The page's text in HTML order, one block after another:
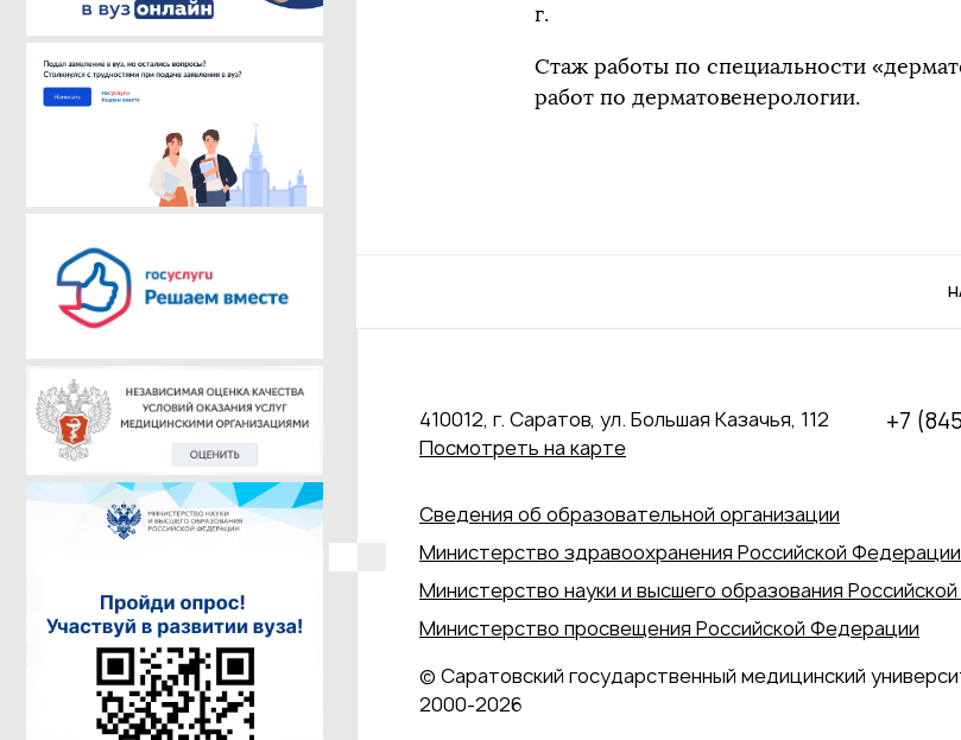
г.
Стаж работы по специальности
работ по дерматовенерологии.
410012, г. Саратов, ул. Большая Казачья, 112
Посмотреть на карте
+7
Сведения об образовательной организации
Министерство здравоохранения Российской Федерации
Министерство науки и высшего образования
Министерство просвещения Российской Федерации
© Саратовский государственный медицинский
2000‑2026